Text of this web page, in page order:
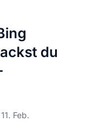
du
11. Feb.